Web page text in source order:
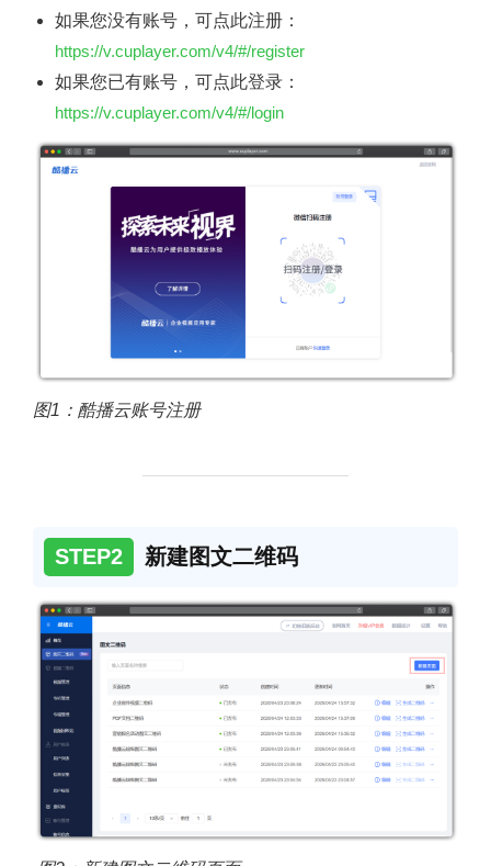
如果您没有账号，可点此注册：
https://v.cuplayer.com/v4/#/register
如果您已有账号，可点此登录：
https://v.cuplayer.com/v4/#/login
图1：酷播云账号注册
STEP2 新建图文二维码